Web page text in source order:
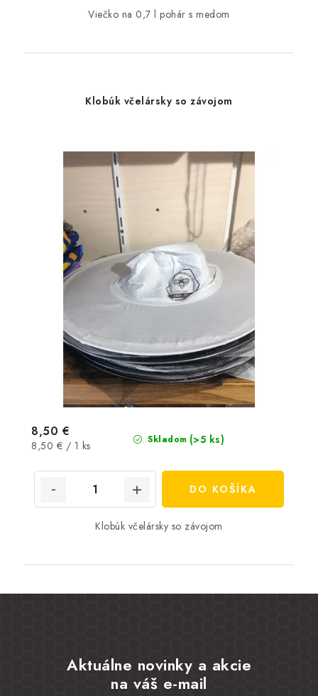
Viečko na 0,7 l pohár s medom
Klobúk včelársky so závojom
Skladom (>5 ks)
8,50 €
Jednotková
8,50 € / 1 ks
DO KOŠÍKA
Klobúk včelársky so závojom
Aktuálne novinky a akcie
na váš e-mail